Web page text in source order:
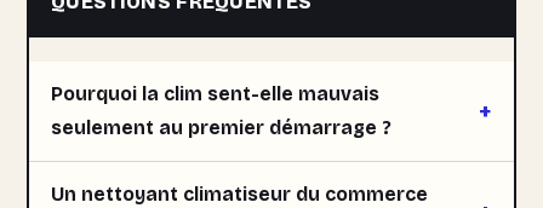
Pourquoi la clim sent-elle mauvais
seulement au premier démarrage ?
Un nettoyant climatiseur du commerce